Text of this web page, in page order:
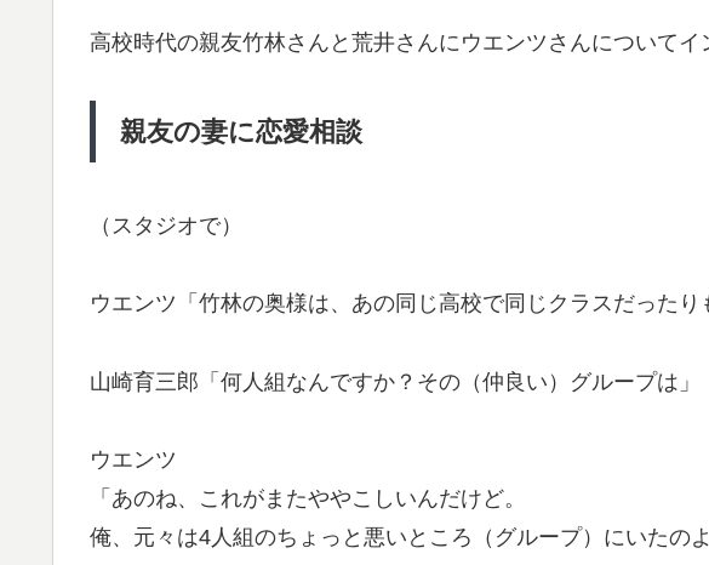
高校時代の親友竹林さんと荒井さんにウエンツさんについてイ
親友の妻に恋愛相談
（スタジオで）
ウエンツ「竹林の奥様は、あの同じ高校で同じクラスだったり
山崎育三郎「何人組なんですか？その（仲良い）グループは」
ウエンツ
「あのね、これがまたややこしいんだけど。
俺、元々は4人組のちょっと悪いところ（グループ）にいたのよ